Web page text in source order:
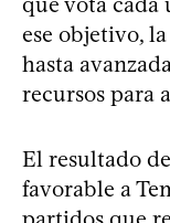
ese objetivo,
hasta
recursos para
El resultado
favorable a